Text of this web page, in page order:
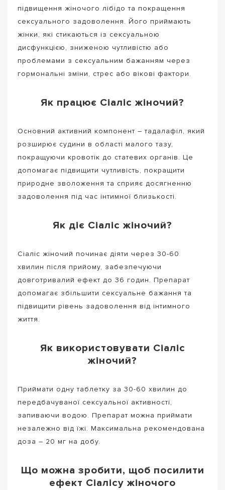
підвищення жіночого лібідо та покращення
сексуального задоволення. Його приймають
жінки, які стикаються із сексуальною
дисфункцією, зниженою чутливістю або
проблемами з сексуальним бажанням через
гормональні зміни, стрес або вікові фактори.
Як працює Сіаліс жіночий?
Основний активний компонент – тадалафіл, який
розширює судини в області малого тазу,
покращуючи кровотік до статевих органів. Це
допомагає підвищити чутливість, покращити
природне зволоження та сприяє досягненню
задоволення під час інтимної близькості.
Як діє Сіаліс жіночий?
Сіаліс жіночий починає діяти через 30-60
хвилин після прийому, забезпечуючи
довготривалий ефект до 36 годин. Препарат
допомагає збільшити сексуальне бажання та
підвищити рівень задоволення від інтимного
життя.
Як використовувати Сіаліс
жіночий?
Приймати одну таблетку за 30-60 хвилин до
передбачуваної сексуальної активності,
запиваючи водою. Препарат можна приймати
незалежно від їжі. Максимальна рекомендована
доза – 20 мг на добу.
Що можна зробити, щоб посилити
ефект Сіалісу жіночого